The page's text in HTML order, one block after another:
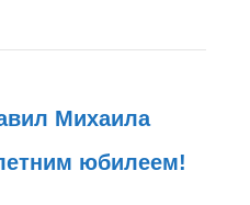
Михаила
юбилеем!